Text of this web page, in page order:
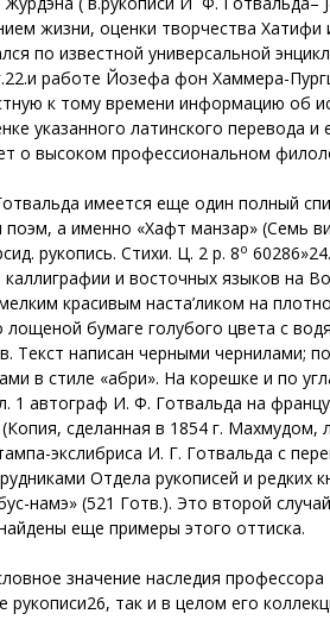
жизни, оценки творчества
по известной универсальной
к тому времени информацию об
указанного латинского перевода
о высоком профессиональном
имеется еще один полный
поэм, а именно «Хафт манзар» (Семь
рукопись. Стихи. Ц. 2 р. 8о
и восточных языков на
красивым наста’ликом на
бумаге голубого цвета с
Текст написан черными чернилами;
в стиле «абри». На корешке и по
1 автограф И. Ф. Готвальда на
сделанная в 1854 г.
экслибриса И. Г. Готвальда с
Отдела рукописей и редких
намэ» (521 Готв.). Это второй
еще примеры этого оттиска.
значение наследия профессора
рукописи26, так и в целом его